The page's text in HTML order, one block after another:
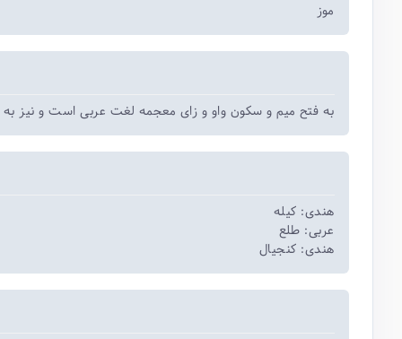
موز
به فتح میم و سکون واو و زای معجمه لغت عربی است و نیز به
هندی: کیله
عربی: طلع
هندی: کنجیال